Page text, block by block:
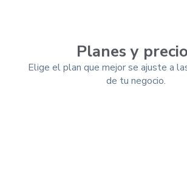
Planes y
Elige el plan que mejor se ajuste a
de tu negocio.